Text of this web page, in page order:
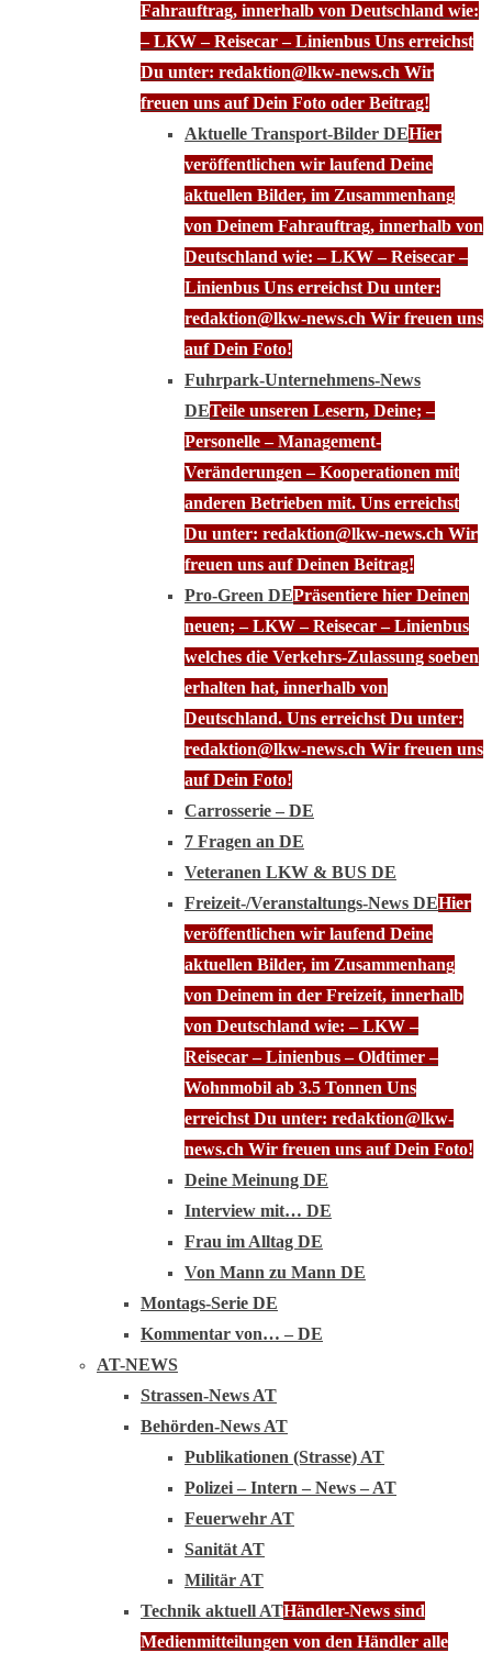
Fahrauftrag, innerhalb von Deutschland wie:
– LKW – Reisecar – Linienbus Uns erreichst
Du unter: redaktion@lkw-news.ch Wir
freuen uns auf Dein Foto oder Beitrag!
Aktuelle Transport-Bilder DEHier
veröffentlichen wir laufend Deine
aktuellen Bilder, im Zusammenhang
von Deinem Fahrauftrag, innerhalb von
Deutschland wie: – LKW – Reisecar –
Linienbus Uns erreichst Du unter:
redaktion@lkw-news.ch Wir freuen uns
auf Dein Foto!
Fuhrpark-Unternehmens-News
DETeile unseren Lesern, Deine; –
Personelle – Management-
Veränderungen – Kooperationen mit
anderen Betrieben mit. Uns erreichst
Du unter: redaktion@lkw-news.ch Wir
freuen uns auf Deinen Beitrag!
Pro-Green DEPräsentiere hier Deinen
neuen; – LKW – Reisecar – Linienbus
welches die Verkehrs-Zulassung soeben
erhalten hat, innerhalb von
Deutschland. Uns erreichst Du unter:
redaktion@lkw-news.ch Wir freuen uns
auf Dein Foto!
Carrosserie – DE
7 Fragen an DE
Veteranen LKW & BUS DE
Freizeit-/Veranstaltungs-News DEHier
veröffentlichen wir laufend Deine
aktuellen Bilder, im Zusammenhang
von Deinem in der Freizeit, innerhalb
von Deutschland wie: – LKW –
Reisecar – Linienbus – Oldtimer –
Wohnmobil ab 3.5 Tonnen Uns
erreichst Du unter: redaktion@lkw-
news.ch Wir freuen uns auf Dein Foto!
Deine Meinung DE
Interview mit… DE
Frau im Alltag DE
Von Mann zu Mann DE
Montags-Serie DE
Kommentar von… – DE
AT-NEWS
Strassen-News AT
Behörden-News AT
Publikationen (Strasse) AT
Polizei – Intern – News – AT
Feuerwehr AT
Sanität AT
Militär AT
Technik aktuell ATHändler-News sind
Medienmitteilungen von den Händler alle